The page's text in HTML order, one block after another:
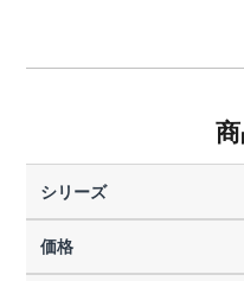
シリーズ
価格